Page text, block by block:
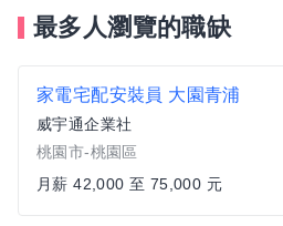
最多人瀏覽的職缺
家電宅配安裝員 大園青浦
威宇通企業社
桃園市-桃園區
月薪 42,000 至 75,000 元